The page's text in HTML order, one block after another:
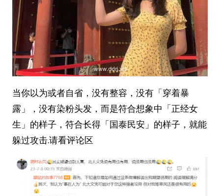
当你以为或者自省，没有整容，没有「穿着暴
露」，没有染粉头发，而是符合想象中「正经女
生」的样子，符合长得「国泰民安」的样子，就能
躲过攻击.请看评论区